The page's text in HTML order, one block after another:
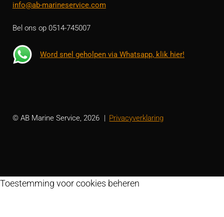
info@ab-marineservice.com
Bel ons op 0514-745007
Word snel geholpen via Whatsapp, klik hier!
© AB Marine Service, 2026 Privacyverklaring
Toestemming voor cookies beheren